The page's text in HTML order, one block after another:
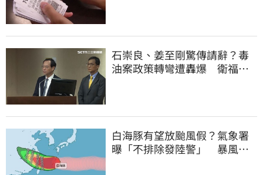
石崇良、姜至剛驚傳請辭？毒
油案政策轉彎遭轟爆 衛福部
白海豚有望放颱風假？氣象署
曝「不排除發陸警」 暴風圈